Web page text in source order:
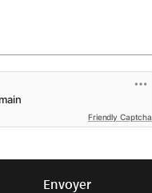
Friendly Captcha
Envoyer